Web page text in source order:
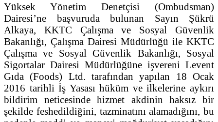
Yüksek Yönetim Denetçisi (Ombudsman)
Dairesi’ne başvuruda bulunan Sayın Şükrü
Alkaya, KKTC Çalışma ve Sosyal Güvenlik
Bakanlığı, Çalışma Dairesi Müdürlüğü ile KKTC
Çalışma ve Sosyal Güvenlik Bakanlığı, Sosyal
Sigortalar Dairesi Müdürlüğüne işvereni Levent
Gıda (Foods) Ltd. tarafından yapılan 18 Ocak
2016 tarihli İş Yasası hüküm ve ilkelerine aykırı
bildirim neticesinde hizmet akdinin haksız bir
şekilde feshedildiğini, tazminatını alamadığını, bu